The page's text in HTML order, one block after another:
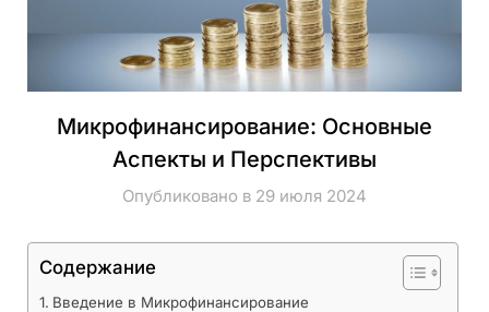
Микрофинансирование: Основные
Аспекты и Перспективы
Опубликовано в 29 июля 2024
Содержание
Введение в Микрофинансирование